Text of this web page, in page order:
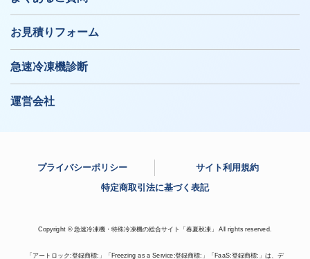
お見積りフォーム
急速冷凍機診断
運営会社
プライバシーポリシー
サイト利用規約
特定商取引法に基づく表記
Copyright © 急速冷凍機・特殊冷凍機の総合サイト「春夏秋凍」 All rights reserved.
「アートロック:登録商標:」「Freezing as a Service:登録商標:」「FaaS:登録商標:」は、デ